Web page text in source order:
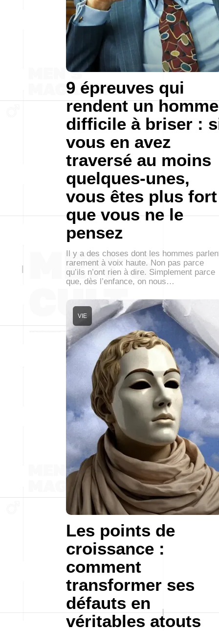
9 épreuves qui
rendent un homme
difficile à briser :
vous en avez
traversé au moins
quelques-unes,
vous êtes plus fort
que vous ne le
pensez
Il y a des choses dont les hommes
rarement à voix haute. Non pas parce
qu’ils n’ont rien à dire. Simplement parce
que, dès l’enfance, on nous…
Les points de
croissance :
comment
transformer ses
défauts en
véritables atouts
VIE